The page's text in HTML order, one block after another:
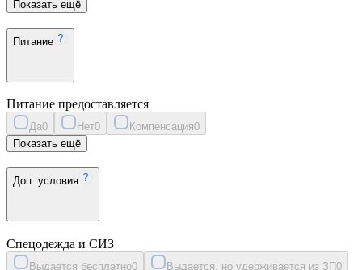
Показать ещё
Питание
Питание предоставляется
Да0 Нет0 Компенсация0
Показать ещё
Доп. условия
Спецодежда и СИЗ
Выдается бесплатно0 Выдается, но удерживается из ЗП0